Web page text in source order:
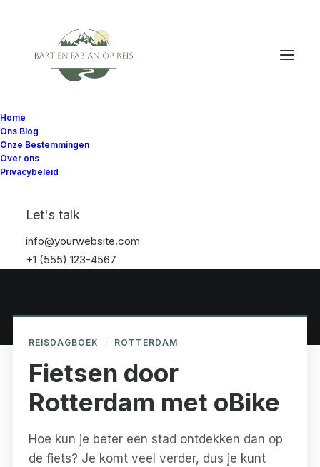
Home
Ons Blog
Onze Bestemmingen
Over ons
Privacybeleid
Let's talk
info@yourwebsite.com
+1 (555) 123-4567
REISDAGBOEK · ROTTERDAM
Fietsen door
Rotterdam met oBike
Hoe kun je beter een stad ontdekken dan op
de fiets? Je komt veel verder, dus je kunt